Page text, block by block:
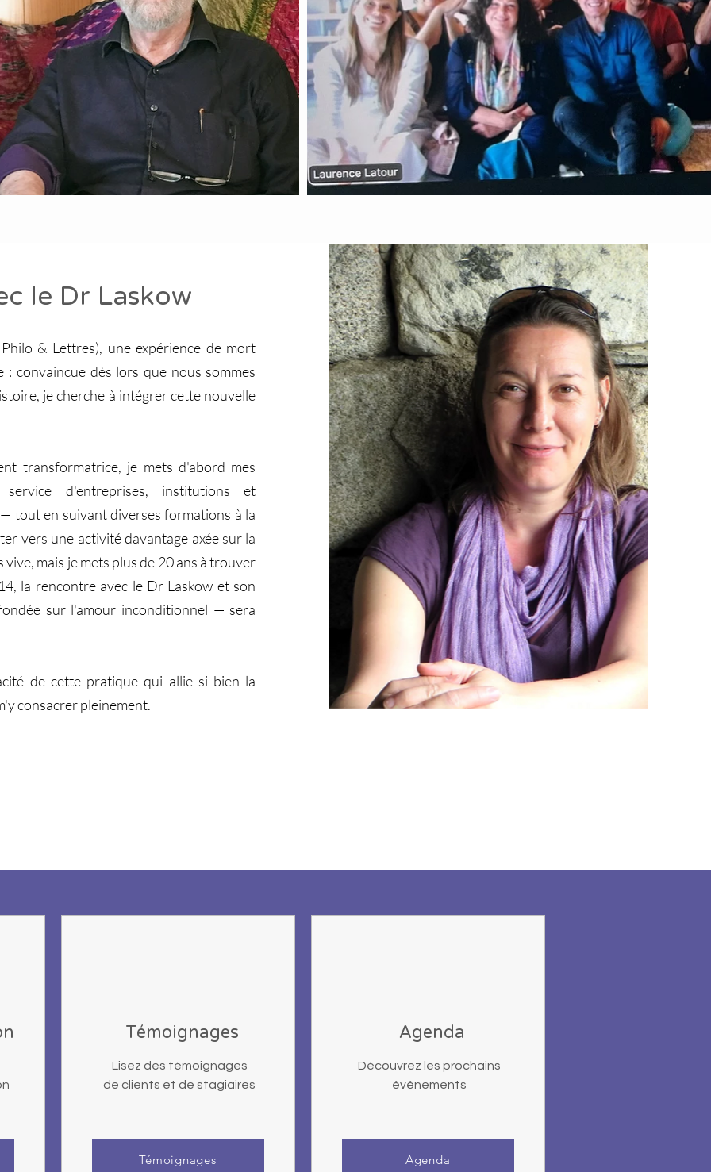
le Dr Laskow
& Lettres), une expérience de mort
convaincue dès lors que nous sommes
je cherche à intégrer cette nouvelle
transformatrice, je mets d'abord mes
service d'entreprises, institutions et
tout en suivant diverses formations à la
vers une activité davantage axée sur la
mais je mets plus de 20 ans à trouver
la rencontre avec le Dr Laskow et son
sur l'amour inconditionnel — sera
de cette pratique qui allie si bien la
consacrer pleinement.
Témoignages
Lisez des témoignages
de clients et de stagiaires
Témoignages
Agenda
Découvrez les prochains
événements
Agenda